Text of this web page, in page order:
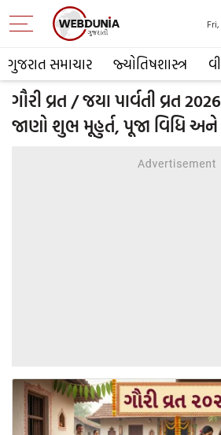
ગુજરાત સમાચાર જ્યોતિષશાસ્ત્ર
ગૌરી વ્રત / જયા પાર્વતી વ્રત
જાણો શુભ મૂહુર્ત, પૂજા વિધિ